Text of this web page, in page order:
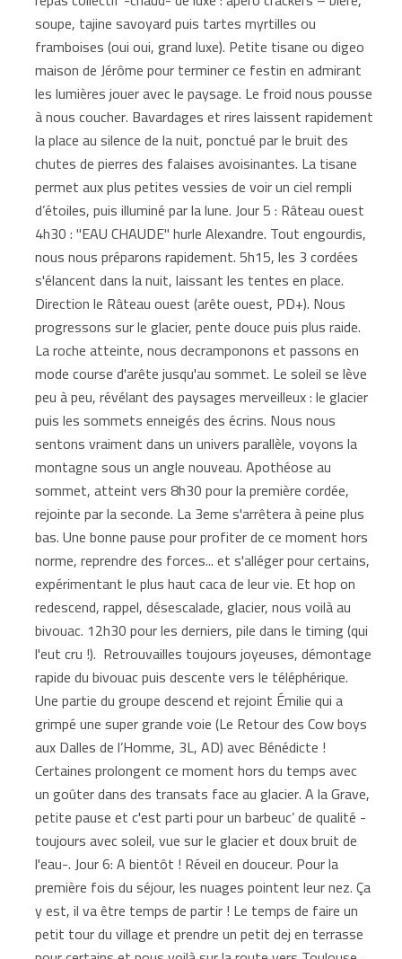
soupe, tajine savoyard puis tartes myrtilles ou
framboises (oui oui, grand luxe). Petite tisane ou digeo
maison de Jérôme pour terminer ce festin en admirant
les lumières jouer avec le paysage. Le froid nous pousse
à nous coucher. Bavardages et rires laissent rapidement
la place au silence de la nuit, ponctué par le bruit des
chutes de pierres des falaises avoisinantes. La tisane
permet aux plus petites vessies de voir un ciel rempli
d’étoiles, puis illuminé par la lune. Jour 5 : Râteau ouest
4h30 : "EAU CHAUDE" hurle Alexandre. Tout engourdis,
nous nous préparons rapidement. 5h15, les 3 cordées
s'élancent dans la nuit, laissant les tentes en place.
Direction le Râteau ouest (arête ouest, PD+). Nous
progressons sur le glacier, pente douce puis plus raide.
La roche atteinte, nous decramponons et passons en
mode course d'arête jusqu'au sommet. Le soleil se lève
peu à peu, révélant des paysages merveilleux : le glacier
puis les sommets enneigés des écrins. Nous nous
sentons vraiment dans un univers parallèle, voyons la
montagne sous un angle nouveau. Apothéose au
sommet, atteint vers 8h30 pour la première cordée,
rejointe par la seconde. La 3eme s'arrêtera à peine plus
bas. Une bonne pause pour profiter de ce moment hors
norme, reprendre des forces... et s'alléger pour certains,
expérimentant le plus haut caca de leur vie. Et hop on
redescend, rappel, désescalade, glacier, nous voilà au
bivouac. 12h30 pour les derniers, pile dans le timing (qui
l'eut cru !). Retrouvailles toujours joyeuses, démontage
rapide du bivouac puis descente vers le téléphérique.
Une partie du groupe descend et rejoint Émilie qui a
grimpé une super grande voie (Le Retour des Cow boys
aux Dalles de l’Homme, 3L, AD) avec Bénédicte !
Certaines prolongent ce moment hors du temps avec
un goûter dans des transats face au glacier. A la Grave,
petite pause et c'est parti pour un barbeuc’ de qualité -
toujours avec soleil, vue sur le glacier et doux bruit de
l'eau-. Jour 6: A bientôt ! Réveil en douceur. Pour la
première fois du séjour, les nuages pointent leur nez. Ça
y est, il va être temps de partir ! Le temps de faire un
petit tour du village et prendre un petit dej en terrasse